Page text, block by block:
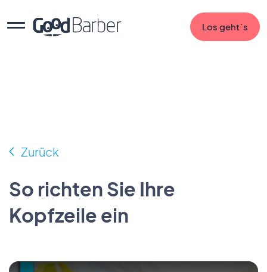
Los geht`s
Zurück
So richten Sie Ihre
Kopfzeile ein